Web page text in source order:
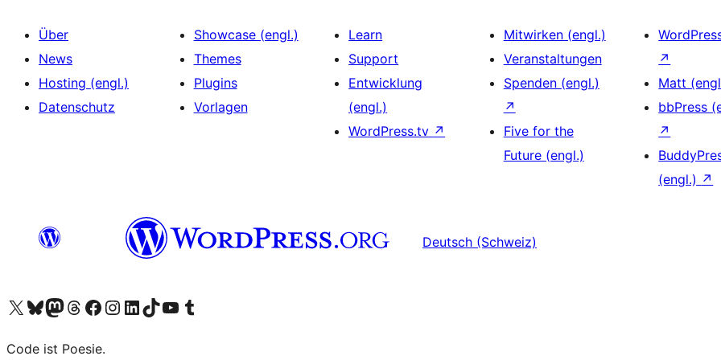
Über
News
Hosting (engl.)
Datenschutz
Showcase (engl.)
Themes
Plugins
Vorlagen
Learn
Support
Entwicklung
(engl.)
WordPress.tv ↗
Mitwirken (engl.)
Veranstaltungen
Spenden (engl.)
↗
Five for the
Future (engl.)
↗
Matt
bbPress
↗
(engl.) ↗
Deutsch (Schweiz)
Das X-Konto (früher Twitter) von WordPress.org besuchen
Das Bluesky-Konto von WordPress.org besuchen
Das Mastodon-Konto von WordPress.org besuchen
Das Threads-Konto von WordPress.org besuchen
Die Facebook-Seite von WordPress.org besuchen
Das Instagram-Konto von WordPress.org besuchen
Das LinkedIn-Konto von WordPress.org besuchen
Das TikTok-Konto von WordPress.org besuchen
Den YouTube-Kanal von WordPress.org besuchen
Das Tumblr-Konto von WordPress.org besuchen
Code ist Poesie.